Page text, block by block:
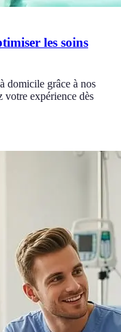
les soins
domicile grâce à nos
votre expérience dès